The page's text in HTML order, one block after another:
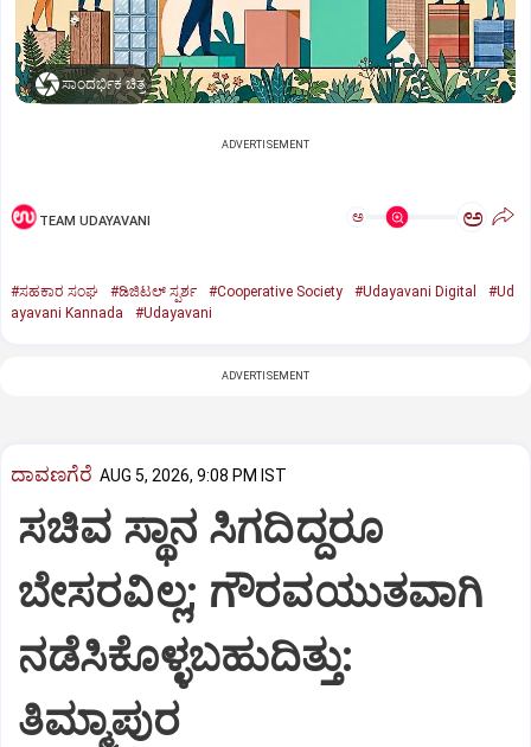
ಸಾಂದರ್ಭಿಕ ಚಿತ್ರ
ADVERTISEMENT
TEAM UDAYAVANI ಅ ಅ
#ಸಹಕಾರ ಸಂಘ #ಡಿಜಿಟಲ್‌ ಸ್ಪರ್ಶ #Cooperative Society #Udayavani Digital
#Ud
ayavani Kannada
#Udayavani
ADVERTISEMENT
ದಾವಣಗೆರೆ AUG 5, 2026, 9:08 PM IST
ಸಚಿವ ಸ್ಥಾನ ಸಿಗದಿದ್ದರೂ
ಬೇಸರವಿಲ್ಲ; ಗೌರವಯುತವಾಗಿ
ನಡೆಸಿಕೊಳ್ಳಬಹುದಿತ್ತು:
ತಿಮ್ಮಾಪುರ